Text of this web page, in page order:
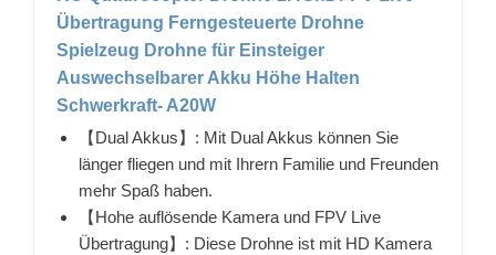
Übertragung Ferngesteuerte Drohne
Spielzeug Drohne für Einsteiger
Auswechselbarer Akku Höhe Halten
Schwerkraft- A20W
【Dual Akkus】: Mit Dual Akkus können Sie
länger fliegen und mit Ihrern Familie und Freunden
mehr Spaß haben.
【Hohe auflösende Kamera und FPV Live
Übertragung】: Diese Drohne ist mit HD Kamera